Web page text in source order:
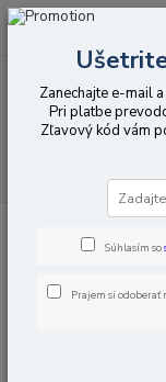
Zanechajte e-mail
Pri platbe
Zľavový kód vám
Súhlasím so
Prajem si